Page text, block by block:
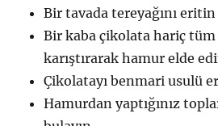
Bir tavada tereyağını eritin
Bir kaba çikolata hariç
karıştırarak hamur elde
Çikolatayı benmari usulü
Hamurdan yaptığınız